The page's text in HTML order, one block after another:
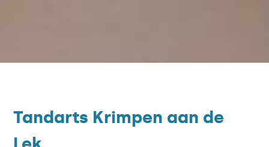
Tandarts Krimpen aan de